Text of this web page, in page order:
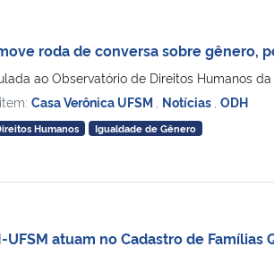
roda de conversa sobre gênero,
ao Observatório de Direitos Humanos
Casa Verônica UFSM Notícias ODH
Humanos Igualdade de Gênero
UFSM atuam no Cadastro de Famílias